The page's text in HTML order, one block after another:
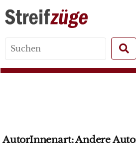
for:
AutorInnenart:Andere